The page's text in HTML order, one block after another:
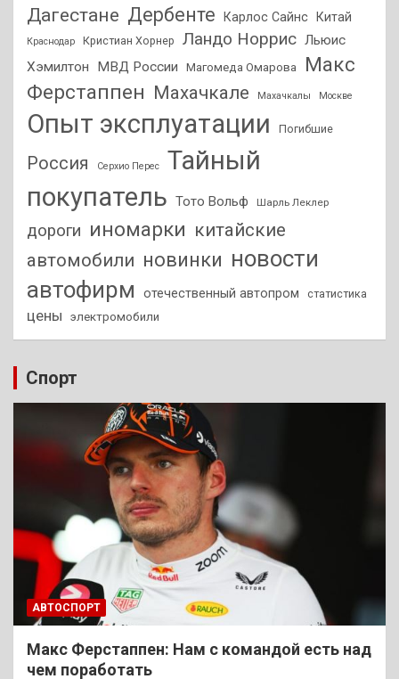
Дагестане Дербенте Карлос Сайнс Китай
Краснодар Кристиан Хорнер Ландо Норрис Льюис
Хэмилтон
МВД России Магомеда Омарова
Макс
Ферстаппен Махачкале Махачкалы Москве
Опыт эксплуатации Погибшие
Россия Серхио Перес
Тайный
покупатель Тото Вольф Шарль Леклер
дороги иномарки китайские
автомобили новинки новости
автофирм
отечественный автопром статистика
цены электромобили
Спорт
АВТОСПОРТ
Макс Ферстаппен: Нам с командой есть над
чем поработать